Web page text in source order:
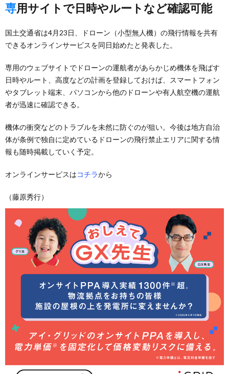
専用サイトで日時やルートなど確認可能
国土交通省は4月23日、ドローン（小型無人機）の飛行情報を共有
できるオンラインサービスを同日始めたと発表した。
専用のウェブサイトでドローンの運航者があらかじめ機体を飛ばす
日時やルート、高度などの計画を登録しておけば、スマートフォン
やタブレット端末、パソコンから他のドローンや有人航空機の運航
者が迅速に確認できる。
機体の衝突などのトラブルを未然に防ぐのが狙い。今後は地方自治
体が条例で独自に定めているドローンの飛行禁止エリアに関する情
報も随時掲載していく予定。
オンラインサービスはコチラから
（藤原秀行）